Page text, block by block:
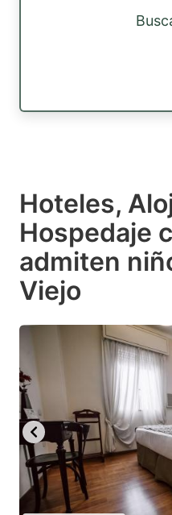
Hoteles,
Hospedaje
admiten
Viejo